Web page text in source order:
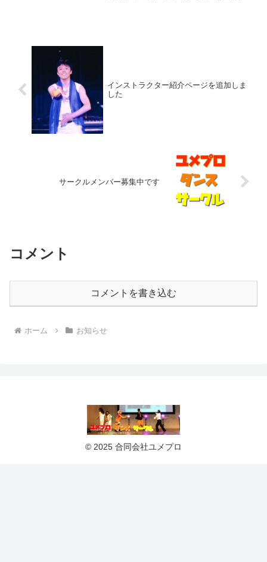
インストラクター紹介ページを追加しま
した
サークルメンバー募集中です
コメント
コメントを書き込む
ホーム お知らせ
© 2025 合同会社ユメプロ